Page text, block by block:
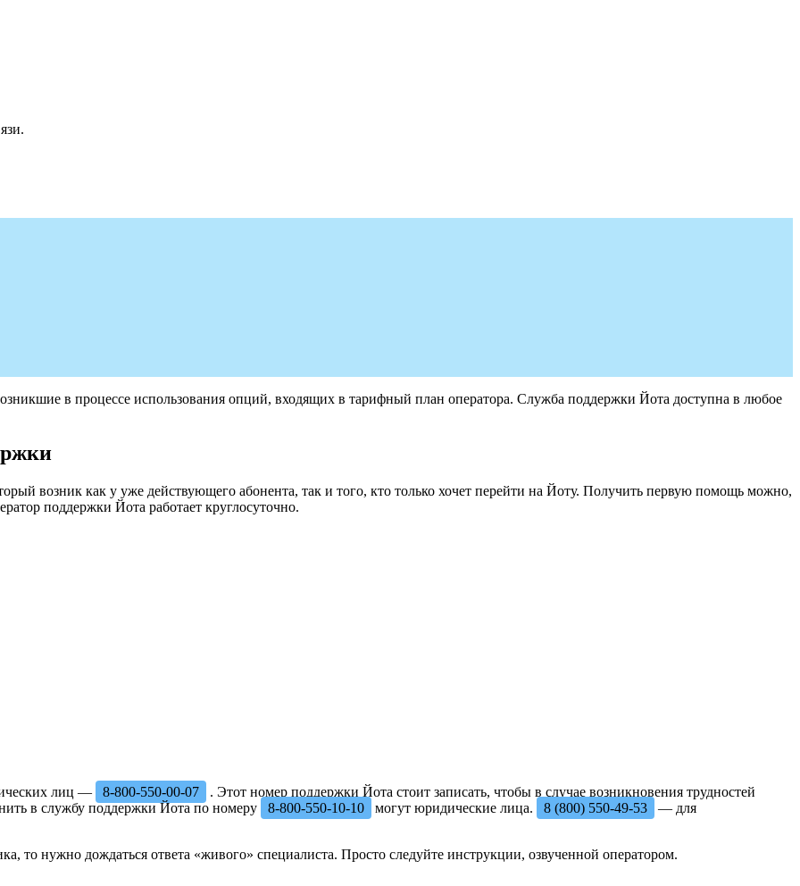
в процессе использования опций, входящих в тарифный план оператора. Служба поддержки Йота доступна в любое
возник как у уже действующего абонента, так и того, кто только хочет перейти на Йоту. Получить первую помощь можно,
поддержки Йота работает круглосуточно.
лиц — 8-800-550-00-07
. Этот номер поддержки Йота стоит записать, чтобы в случае возникновения трудностей
в службу поддержки Йота по номеру
8-800-550-10-10 могут юридические лица. 8 (800) 550-49-53 — для
то нужно дождаться ответа «живого» специалиста. Просто следуйте инструкции, озвученной оператором.